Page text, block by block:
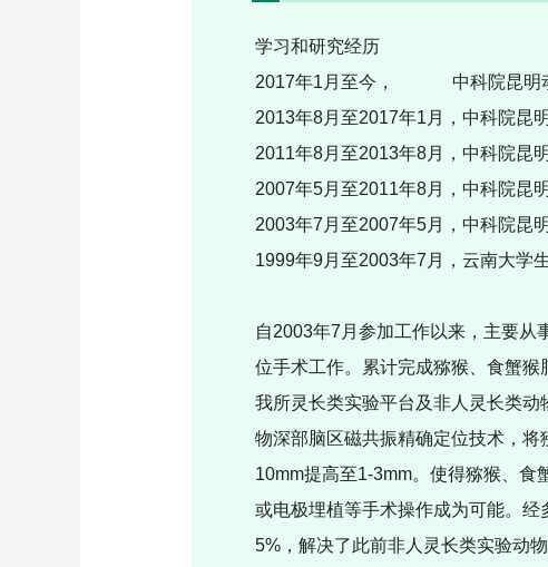
学习和研究经历
2017年1 月至今，
中科院昆明
2013年8月至2017年1 月，中科院昆
2011年8月至2013年8月，中科院昆
2007年5月至2011年8月，中科院昆
2003年7 月至2007年5月，中科院昆
1999年9月至2003年7 月，云南大学
自2003年7 月参加工作以来，主要从
位手术工作。累计完成猕猴、食蟹猴
我所灵长类实验平台及非人灵长类
物深部脑区磁共振精确定位技术，
10mm提高至1-3mm。使得猕猴、食
或电极埋植等手术操作成为可能。
5% ，解决了此前非人灵长类实验动